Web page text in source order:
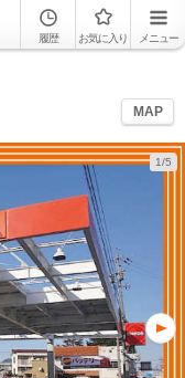
履歴 お気に入り メニュー
MAP
1/5